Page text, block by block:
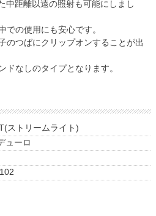
中距離以遠の照射も可能にしまし
での使用にも安心です。
のつばにクリップオンすることが出
ドなしのタイプとなります。
ストリームライト)
ューロ